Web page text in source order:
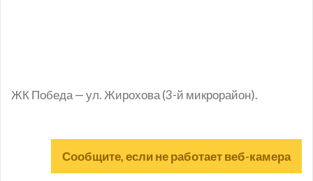
ЖК Победа — ул. Жирохова (3-й микрорайон).
Сообщите, если не работает веб-камера